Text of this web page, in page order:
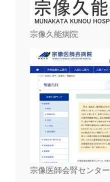
宗像久能病院
宗像医師会腎センター